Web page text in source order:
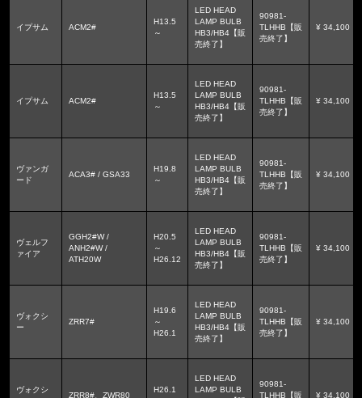
イプサム ACM2#
H13.5
～
LED HEAD
LAMP BULB
HB3/HB4【販
売終了】
90981-
TLHHB【販
売終了】
¥ 34,100
イプサム ACM2#
H13.5
～
LED HEAD
LAMP BULB
HB3/HB4【販
売終了】
90981-
TLHHB【販
売終了】
¥ 34,100
ヴァンガ
ード
ACA3# / GSA33
H19.8
～
LED HEAD
LAMP BULB
HB3/HB4【販
売終了】
90981-
TLHHB【販
売終了】
¥ 34,100
ヴェルフ
ァイア
GGH2#W /
ANH2#W /
ATH20W
H20.5
～
H26.12
LED HEAD
LAMP BULB
HB3/HB4【販
売終了】
90981-
TLHHB【販
売終了】
¥ 34,100
ヴォクシ
ー
ZRR7#
H19.6
～
H26.1
LED HEAD
LAMP BULB
HB3/HB4【販
売終了】
90981-
TLHHB【販
売終了】
¥ 34,100
ヴォクシ
ZRR8#、ZWR80
H26.1
LED HEAD
LAMP BULB
90981-
TLHHB【販
¥ 34,100